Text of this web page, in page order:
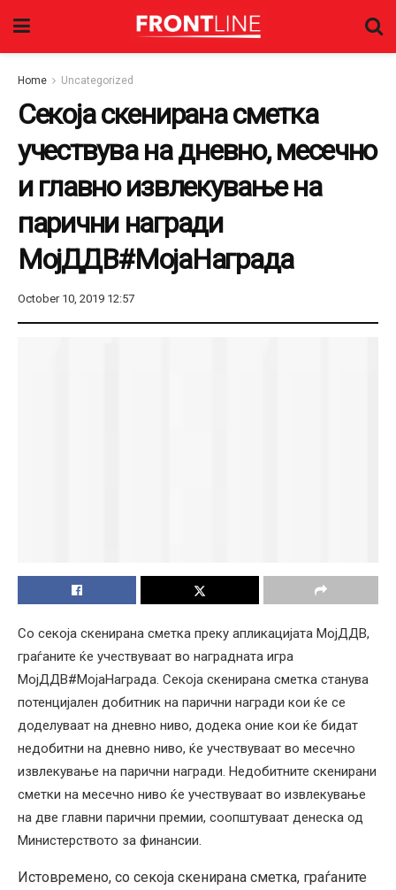
Home Uncategorized
Секоја скенирана сметка
учествува на дневно, месечно
и главно извлекување на
парични награди
МојДДВ#MojaНаграда
October 10, 2019 12:57
Со секоја скенирана сметка преку апликацијата МојДДВ,
граѓаните ќе учествуваат во наградната игра
МојДДВ#МојаНаграда. Секоја скенирана сметка станува
потенцијален добитник на парични награди кои ќе се
доделуваат на дневно ниво, додека оние кои ќе бидат
недобитни на дневно ниво, ќе учествуваат во месечно
извлекување на парични награди. Недобитните скенирани
сметки на месечно ниво ќе учествуваат во извлекување
на две главни парични премии, соопштуваат денеска од
Министерството за финансии.
Истовремено, со секоја скенирана сметка, граѓаните